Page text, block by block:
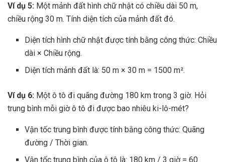
Ví dụ 5: Một mảnh đất hình chữ nhật có chiều dài 50 m,
chiều rộng 30 m. Tính diện tích của mảnh đất đó.
Diện tích hình chữ nhật được tính bằng công thức: Chiều
dài × Chiều rộng.
Diện tích mảnh đất là: 50 m × 30 m = 1500 m².
Ví dụ 6: Một ô tô đi quãng đường 180 km trong 3 giờ. Hỏi
trung bình mỗi giờ ô tô đi được bao nhiêu ki-lô-mét?
Vận tốc trung bình được tính bằng công thức: Quãng
đường / Thời gian.
Vận tốc trung bình của ô tô là: 180 km / 3 giờ = 60